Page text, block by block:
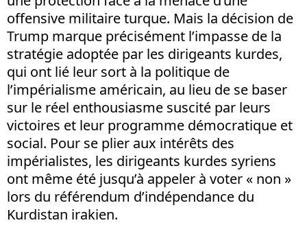
offensive militaire turque. Mais la décision de
Trump marque précisément l’impasse de la
stratégie adoptée par les dirigeants kurdes,
qui ont lié leur sort à la politique de
l’impérialisme américain, au lieu de se baser
sur le réel enthousiasme suscité par leurs
victoires et leur programme démocratique et
social. Pour se plier aux intérêts des
impérialistes, les dirigeants kurdes syriens
ont même été jusqu’à appeler à voter « non »
lors du référendum d’indépendance du
Kurdistan irakien.